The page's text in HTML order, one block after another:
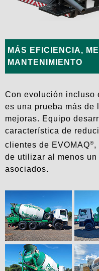
MÁS EFICIENCIA,
MANTENIMIENTO
Con evolución incluso
es una prueba más de
mejoras. Equipo
característica de
clientes de EVOMAQ®,
de utilizar al menos
asociados.